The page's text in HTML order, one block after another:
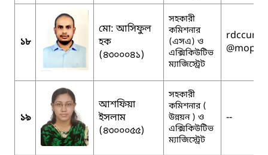
১৮
মো: আসিফুল
হক
(৪৩০০০৪১)
সহকারী
কমিশনার
(এসএ) ও
এক্সিকিউটিভ
ম্যাজিস্ট্রেট
১৯
আশফিয়া
ইসলাম
(৪৩০০০৫৫)
সহকারী
কমিশনার (
উন্নয়ন ) ও
এক্সিকিউটিভ
ম্যাজিস্ট্রেট
--